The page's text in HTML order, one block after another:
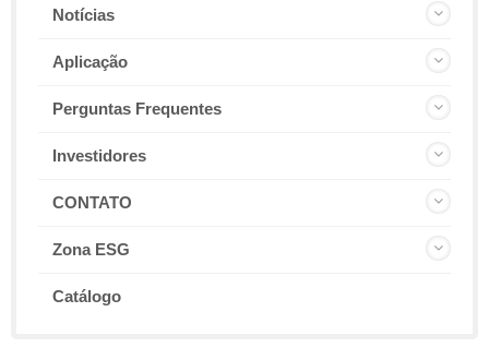
Notícias
Aplicação
Perguntas Frequentes
Investidores
CONTATO
Zona ESG
Catálogo